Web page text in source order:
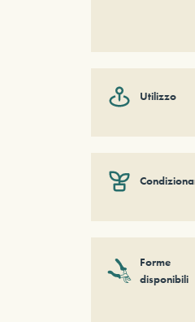
Utilizzo
Forme
disponibili